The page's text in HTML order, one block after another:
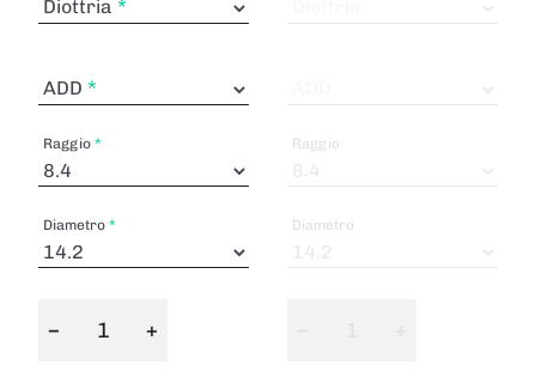
Diottria
ADD
Raggio
Diametro
− +
Raggio
Diametro